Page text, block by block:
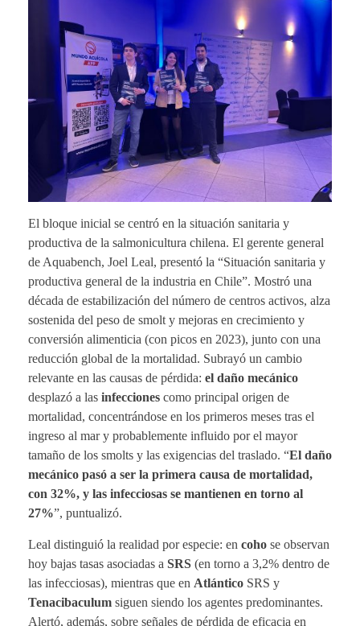
El bloque inicial se centró en la situación sanitaria y
productiva de la salmonicultura chilena. El gerente general
de Aquabench, Joel Leal, presentó la “Situación sanitaria y
productiva general de la industria en Chile”. Mostró una
década de estabilización del número de centros activos, alza
sostenida del peso de smolt y mejoras en crecimiento y
conversión alimenticia (con picos en 2023), junto con una
reducción global de la mortalidad. Subrayó un cambio
relevante en las causas de pérdida: el daño mecánico
desplazó a las infecciones como principal origen de
mortalidad, concentrándose en los primeros meses tras el
ingreso al mar y probablemente influido por el mayor
tamaño de los smolts y las exigencias del traslado. “El daño
mecánico pasó a ser la primera causa de mortalidad,
con 32%, y las infecciosas se mantienen en torno al
27%”, puntualizó.
Leal distinguió la realidad por especie: en coho se observan
hoy bajas tasas asociadas a SRS (en torno a 3,2% dentro de
las infecciosas), mientras que en Atlántico SRS y
Tenacibaculum siguen siendo los agentes predominantes.
Alertó, además, sobre señales de pérdida de eficacia en